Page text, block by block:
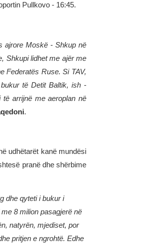
Pullkovo - 16:45.
ajrore Moskë - Shkup në
Shkupi lidhet me ajër me
Federatës Ruse. Si TAV,
të Detit Baltik, ish -
arrijnë me aeroplan në
.
udhëtarët kanë mundësi
pranë dhe shërbime
dhe qyteti i bukur i
8 milion pasagjerë në
natyrën, mjediset, por
pritjen e ngrohtë. Edhe